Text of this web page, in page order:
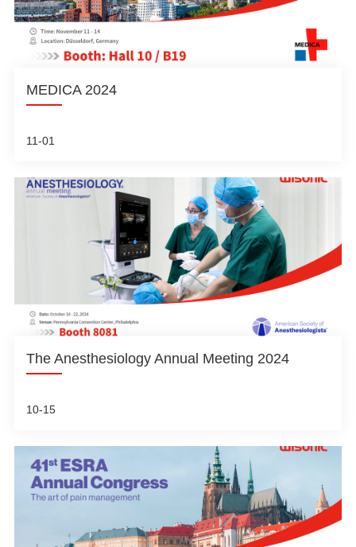
MEDICA 2024
11-01
The Anesthesiology Annual Meeting 2024
10-15